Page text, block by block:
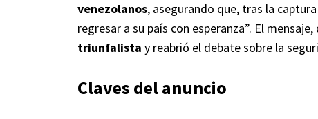
venezolanos, asegurando que, tras la
regresar a su país con esperanza”. El
triunfalista y reabrió el debate sobre la
Claves del anuncio